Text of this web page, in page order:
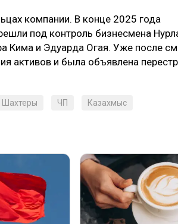
компании. В конце 2025 года
под контроль бизнесмена
Кима и Эдуарда Огая. Уже после
активов и была объявлена
Шахтеры ЧП Казахмыс